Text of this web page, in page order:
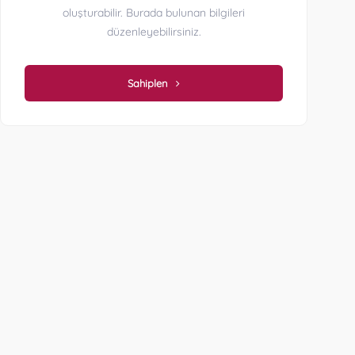
oluşturabilir. Burada bulunan bilgileri
düzenleyebilirsiniz.
Sahiplen